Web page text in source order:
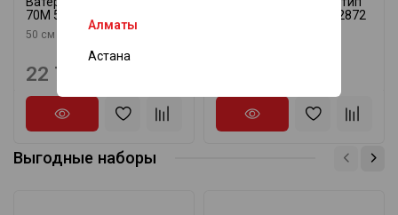
Алматы
Астана
70М 50 см STABILA 02143
50 см
22 720 ₸
70М 40 см STABILA 02872
Выгодные наборы